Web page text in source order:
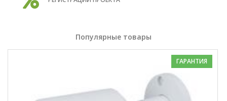
Популярные товары
ГАРАНТИЯ